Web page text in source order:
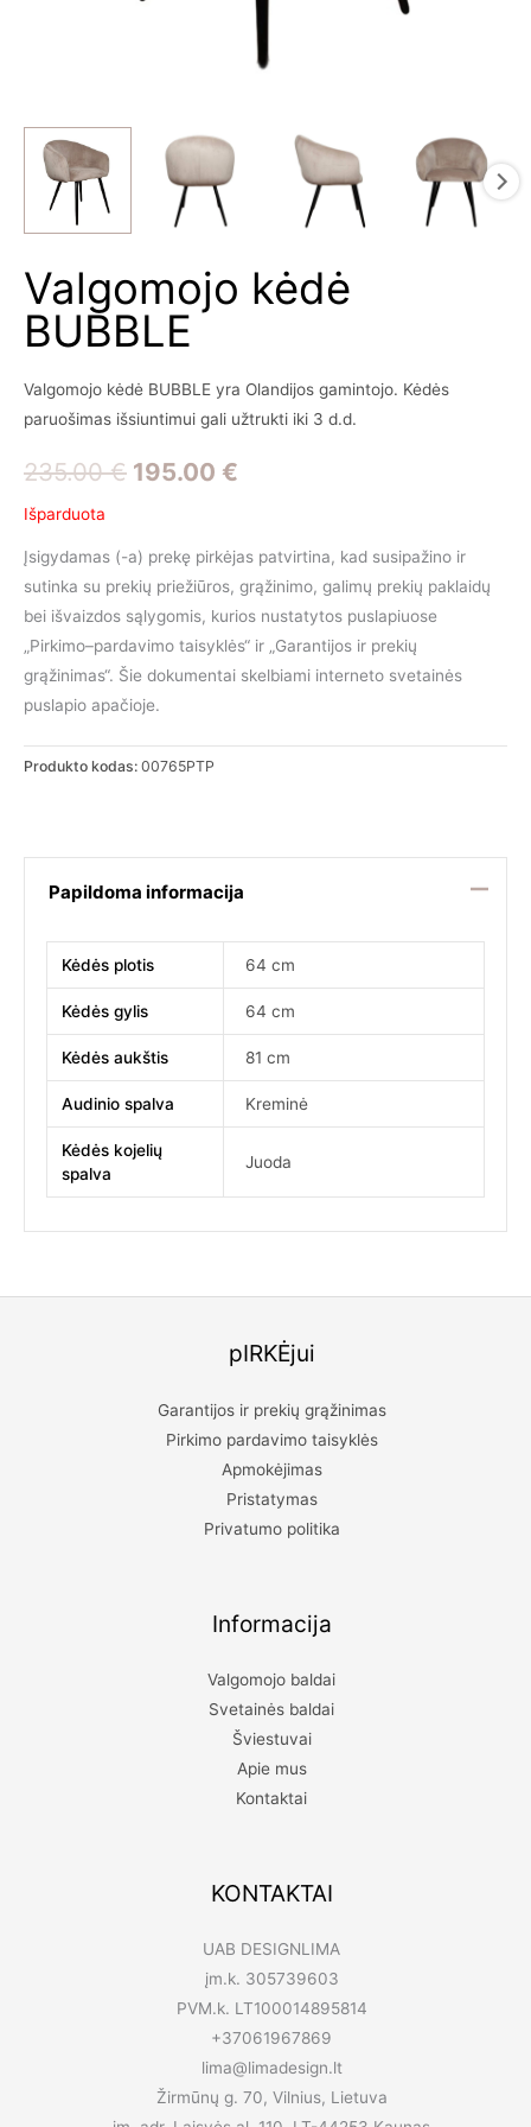
Valgomojo kėdė
BUBBLE
Valgomojo kėdė BUBBLE yra Olandijos gamintojo. Kėdės
paruošimas išsiuntimui gali užtrukti iki 3 d.d.
235.00€ Original
was:
235.00 €.
195.00 €
is:
195.00 €.
Išparduota
Įsigydamas (-a) prekę pirkėjas patvirtina, kad susipažino ir
sutinka su prekių priežiūros, grąžinimo, galimų prekių paklaidų
bei išvaizdos sąlygomis, kurios nustatytos puslapiuose
„Pirkimo–pardavimo taisyklės“ ir „Garantijos ir prekių
grąžinimas“. Šie dokumentai skelbiami interneto svetainės
puslapio apačioje.
Produkto kodas: 00765PTP
Papildoma informacija
Kėdės plotis 64 cm
Kėdės gylis 64 cm
Kėdės aukštis 81 cm
Audinio spalva Kreminė
Kėdės kojelių
spalva
Juoda
pIRKĖjui
Garantijos ir prekių grąžinimas
Pirkimo pardavimo taisyklės
Apmokėjimas
Pristatymas
Privatumo politika
Informacija
Valgomojo baldai
Svetainės baldai
Šviestuvai
Apie mus
Kontaktai
KONTAKTAI
UAB DESIGNLIMA
įm.k. 305739603
PVM.k. LT100014895814
+37061967869
lima@limadesign.lt
Žirmūnų g. 70, Vilnius, Lietuva